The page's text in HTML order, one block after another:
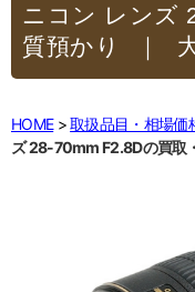
ニコン レンズ
質預かり
HOME 取扱品目・相場価
ズ 28-70mm F2.8Dの買取